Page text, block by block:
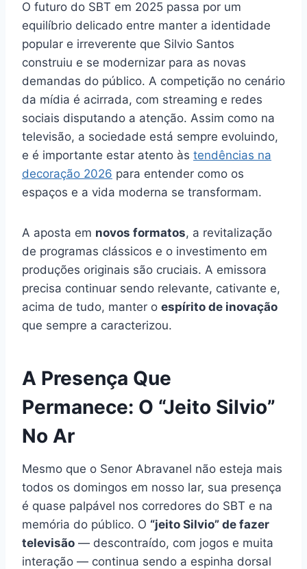
O futuro do SBT em 2025 passa por um
equilíbrio delicado entre manter a identidade
popular e irreverente que Silvio Santos
construiu e se modernizar para as novas
demandas do público. A competição no cenário
da mídia é acirrada, com streaming e redes
sociais disputando a atenção. Assim como na
televisão, a sociedade está sempre evoluindo,
e é importante estar atento às tendências na
decoração 2026 para entender como os
espaços e a vida moderna se transformam.
A aposta em novos formatos, a revitalização
de programas clássicos e o investimento em
produções originais são cruciais. A emissora
precisa continuar sendo relevante, cativante e,
acima de tudo, manter o espírito de inovação
que sempre a caracterizou.
A Presença Que
Permanece: O “Jeito Silvio”
No Ar
Mesmo que o Senor Abravanel não esteja mais
todos os domingos em nosso lar, sua presença
é quase palpável nos corredores do SBT e na
memória do público. O “jeito Silvio” de fazer
televisão — descontraído, com jogos e muita
interação — continua sendo a espinha dorsal